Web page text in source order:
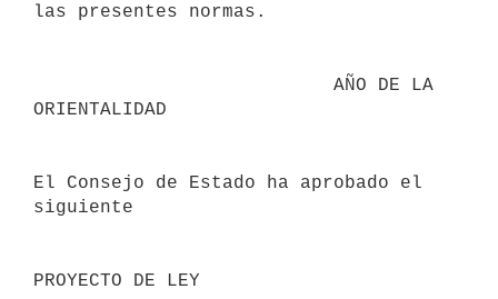
las presentes normas.
ORIENTALIDAD
El Consejo de Estado ha aprobado el
siguiente
PROYECTO DE LEY